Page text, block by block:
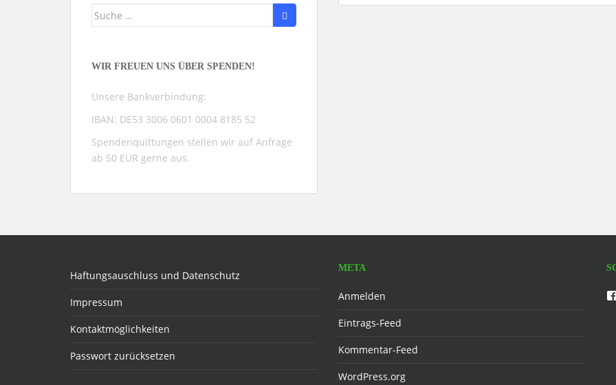
Suche
WIR FREUEN UNS ÜBER SPENDEN!
Unsere Bankverbindung:
IBAN: DE53 3006 0601 0004 8185 52
Spendenquittungen stellen wir auf Anfrage
ab 50 EUR gerne aus.
Haftungsauschluss und Datenschutz
Impressum
Kontaktmöglichkeiten
Passwort zurücksetzen
META
Anmelden
Eintrags-Feed
Kommentar-Feed
WordPress.org